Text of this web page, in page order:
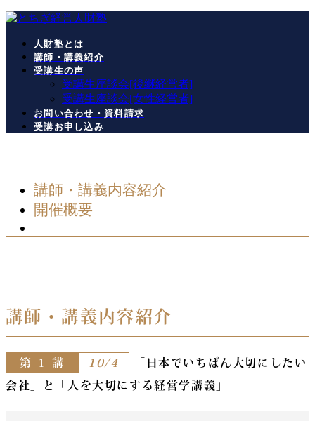
コ
ッ
ナ
移
人財塾とは
講師・講義紹介
受講生の声
受講生座談会[後継経営者]
受講生座談会[女性経営者]
お問い合わせ・資料請求
受講お申し込み
講師・講義内容紹介
開催概要
講師・講義内容紹介
第 １ 講 10/4
「日本でいちばん大切にしたい
会社」と「人を大切にする経営学講義」